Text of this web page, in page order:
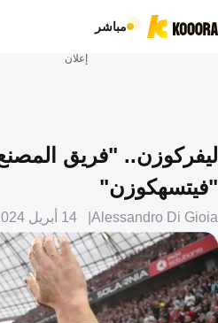
مباشر
إعلان
ليفركوزن.. "فريق
"فيتسهكوزن"
Alessandro Di Gioia 14 أبريل 2024